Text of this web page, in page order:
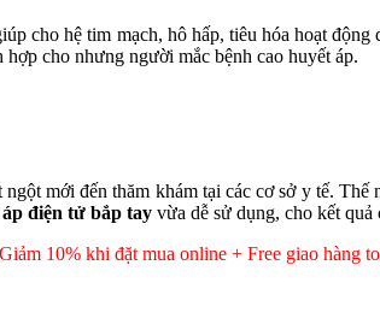
cho hệ tim mạch, hô hấp, tiêu hóa hoạt
cho nhưng người mắc bệnh cao huyết áp.
mới đến thăm khám tại các cơ sở y tế.
điện tử bắp tay vừa dễ sử dụng, cho kết quả
10% khi đặt mua online + Free giao hàng